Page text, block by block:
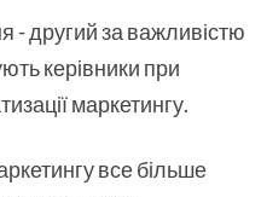
- другий за важливістю
керівники при
маркетингу.
все більше